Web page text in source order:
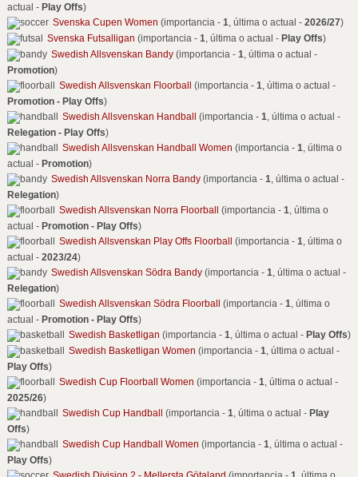
actual - Play Offs)
Svenska Cupen Women (importancia - 1, última o actual - 2026/27)
Svenska Futsalligan (importancia - 1, última o actual - Play Offs)
Swedish Allsvenskan Bandy(importancia - 1, última o actual -
Promotion)
Swedish Allsvenskan Floorball
(importancia - 1, última o actual -
Promotion - Play Offs)
Swedish Allsvenskan Handball
(importancia - 1, última o actual -
Relegation - Play Offs)
Swedish Allsvenskan Handball Women (importancia - 1, última o
actual - Promotion)
Swedish Allsvenskan Norra Bandy(importancia - 1, última o actual -
Relegation)
Swedish Allsvenskan Norra Floorball
(importancia - 1, última o
actual - Promotion - Play Offs)
Swedish Allsvenskan Play Offs Floorball
(importancia - 1, última o
actual - 2023/24)
Swedish Allsvenskan Södra Bandy(importancia - 1, última o actual -
Relegation)
Swedish Allsvenskan Södra Floorball
(importancia - 1, última o
actual - Promotion - Play Offs)
Swedish Basketligan (importancia - 1, última o actual - Play Offs)
Swedish Basketligan Women (importancia - 1, última o actual -
Play Offs)
Swedish Cup Floorball Women (importancia - 1, última o actual -
2025/26)
Swedish Cup Handball
(importancia - 1, última o actual - Play
Offs)
Swedish Cup Handball Women (importancia - 1, última o actual -
Play Offs)